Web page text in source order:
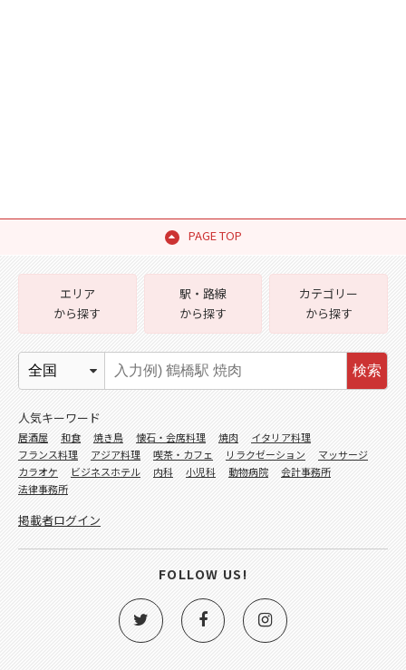
PAGE TOP
エリア
から探す
駅・路線
から探す
カテゴリー
から探す
検索
人気キーワード
居酒屋 和食 焼き鳥 懐石・会席料理 焼肉
イタリア料理
フランス料理
アジア料理 喫茶・カフェ リラクゼーション
マッサージ
カラオケ
ビジネスホテル 内科 小児科 動物病院
会計事務所
法律事務所
掲載者ログイン
FOLLOW US!